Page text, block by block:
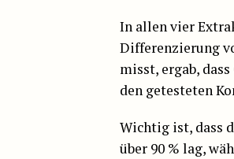
In allen vier
Differenzierung
misst, ergab,
den getesteten
Wichtig ist, dass
über 90 % lag,